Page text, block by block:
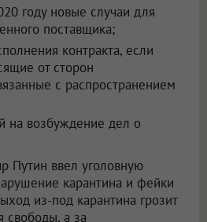
году новые случаи для
поставщика;
контракта, если
от сторон
с распространением
на возбуждение дел о
Путин ввел уголовную
карантина и фейки
из-под карантина грозит
свободы, а за